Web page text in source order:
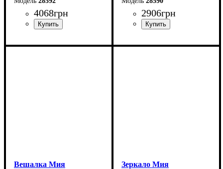
4068грн
Ширина: 40 см
2906грн
Ширина: 80 см
Вешалка Мия Зеркало Мия